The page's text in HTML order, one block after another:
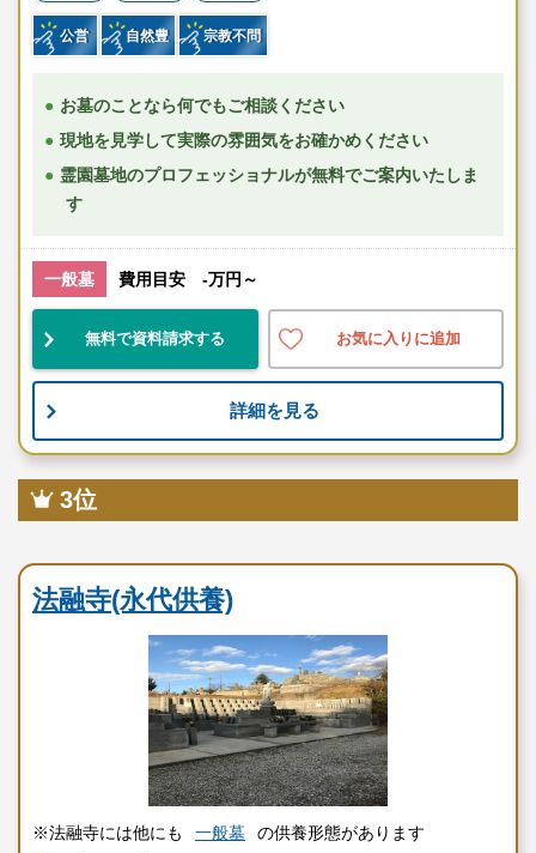
公営 自然豊 宗教不問
お墓のことなら何でもご相談ください
現地を見学して実際の雰囲気をお確かめください
霊園墓地のプロフェッショナルが無料でご案内いたしま
す
一般墓 費用目安 -万円～
無料で資料請求する お気に入りに追加
詳細を見る
3位
法融寺(永代供養)
※法融寺には他にも 一般墓
の供養形態があります